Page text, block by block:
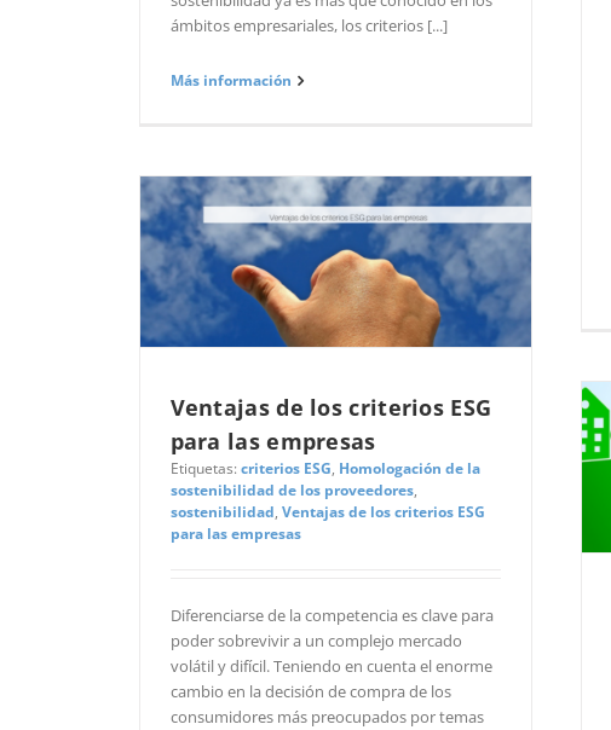
ámbitos empresariales, los criterios [...]
Más información
Ventajas de los criterios ESG
para las empresas
Etiquetas: criterios ESG, Homologación de la
sostenibilidad de los proveedores,
sostenibilidad, Ventajas de los criterios ESG
para las empresas
Diferenciarse de la competencia es clave para
poder sobrevivir a un complejo mercado
volátil y difícil. Teniendo en cuenta el enorme
cambio en la decisión de compra de los
consumidores más preocupados por temas